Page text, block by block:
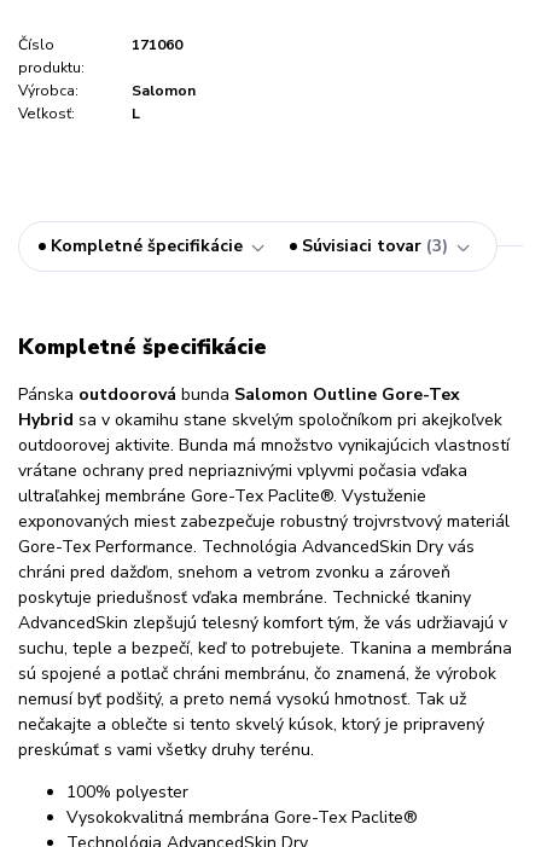
Číslo
produktu:
171060
Výrobca:
Salomon
Veľkosť:
L
Kompletné špecifikácie Súvisiaci tovar 3
Kompletné špecifikácie
Pánska outdoorová bunda Salomon Outline Gore-Tex
Hybrid sa v okamihu stane skvelým spoločníkom pri akejkoľvek
outdoorovej aktivite. Bunda má množstvo vynikajúcich vlastností
vrátane ochrany pred nepriaznivými vplyvmi počasia vďaka
ultraľahkej membráne Gore-Tex Paclite®. Vystuženie
exponovaných miest zabezpečuje robustný trojvrstvový materiál
Gore-Tex Performance. Technológia AdvancedSkin Dry vás
chráni pred dažďom, snehom a vetrom zvonku a zároveň
poskytuje priedušnosť vďaka membráne. Technické tkaniny
AdvancedSkin zlepšujú telesný komfort tým, že vás udržiavajú v
suchu, teple a bezpečí, keď to potrebujete. Tkanina a membrána
sú spojené a potlač chráni membránu, čo znamená, že výrobok
nemusí byť podšitý, a preto nemá vysokú hmotnosť. Tak už
nečakajte a oblečte si tento skvelý kúsok, ktorý je pripravený
preskúmať s vami všetky druhy terénu.
100% polyester
Vysokokvalitná membrána Gore-Tex Paclite®
Technológia AdvancedSkin Dry